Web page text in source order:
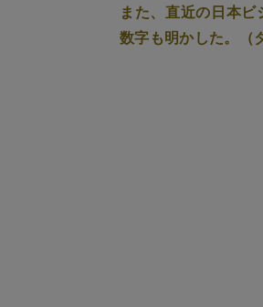
また、直近の日本
数字も明かした。（